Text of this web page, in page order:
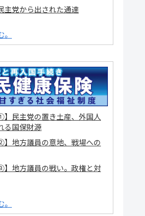
主党から出された通達
】民主党の置き土産、外国人
る国保財源
】地方議員の意地、戦場への
】地方議員の戦い。政権と対